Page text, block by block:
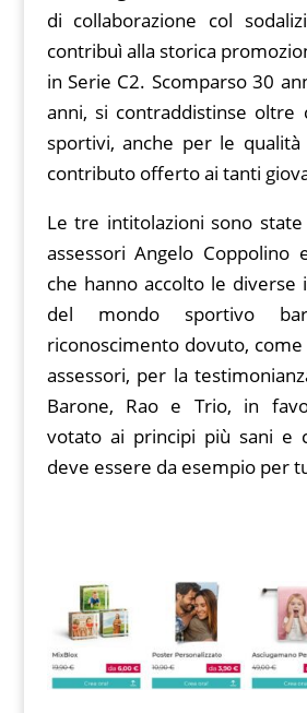
di collaborazione col
contribuì alla storica
in Serie C2. Scomparso 30
anni, si contraddistinse
sportivi, anche per le
contributo offerto ai tanti
Le tre intitolazioni sono
assessori Angelo Coppolino
che hanno accolto le diverse
del mondo sportivo
riconoscimento dovuto,
assessori, per la
Barone, Rao e Trio, in
votato ai principi più sani e
deve essere da esempio per